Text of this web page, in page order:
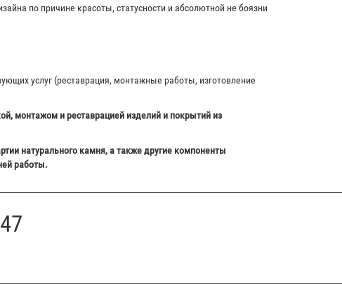
по причине красоты, статусности и абсолютной не боязни
услуг (реставрация, монтажные работы, изготовление
монтажом и реставрацией изделий и покрытий из
натурального камня, а также другие компоненты
работы.